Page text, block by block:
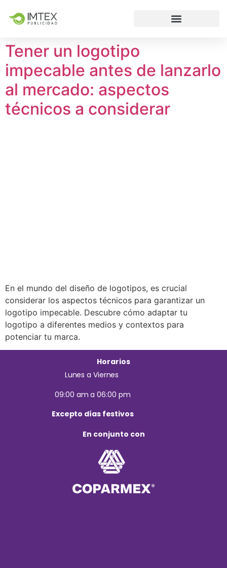
Tener un logotipo
impecable antes de lanzarlo
al mercado: aspectos
técnicos a considerar
En el mundo del diseño de logotipos, es crucial
considerar los aspectos técnicos para garantizar un
logotipo impecable. Descubre cómo adaptar tu
logotipo a diferentes medios y contextos para
potenciar tu marca.
Horarios
Lunes a Viernes
09:00 am a 06:00 pm
Excepto días festivos
En conjunto con